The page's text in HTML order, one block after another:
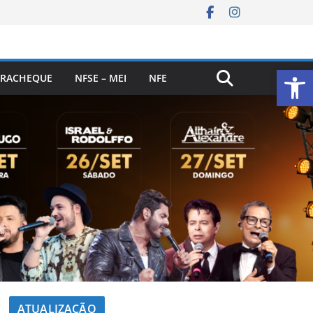
NFSE – MEI NFE
ATUALIZAÇÃO